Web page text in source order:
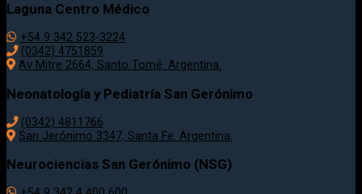
Laguna Centro Médico
+54 9 342 523-3224
(0342) 4751859
Av Mitre 2664, Santo Tomé. Argentina.
Neonatología y Pediatría San Gerónimo
(0342) 4811766
San Jerónimo 3347, Santa Fe. Argentina.
Neurociencias San Gerónimo (NSG)